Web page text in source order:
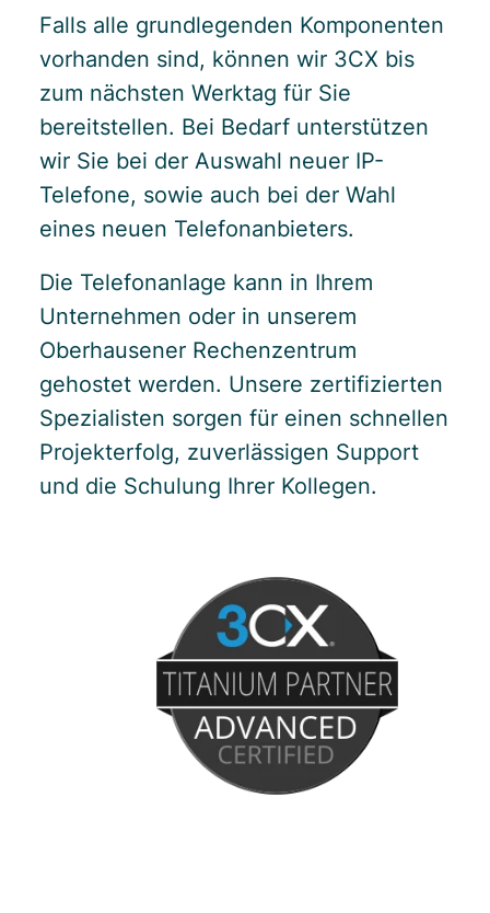
Falls alle grundlegenden Komponenten
vorhanden sind, können wir 3CX bis
zum nächsten Werktag für Sie
bereitstellen. Bei Bedarf unterstützen
wir Sie bei der Auswahl neuer IP-
Telefone, sowie auch bei der Wahl
eines neuen Telefonanbieters.
Die Telefonanlage kann in Ihrem
Unternehmen oder in unserem
Oberhausener Rechenzentrum
gehostet werden. Unsere zertifizierten
Spezialisten sorgen für einen schnellen
Projekterfolg, zuverlässigen Support
und die Schulung Ihrer Kollegen.